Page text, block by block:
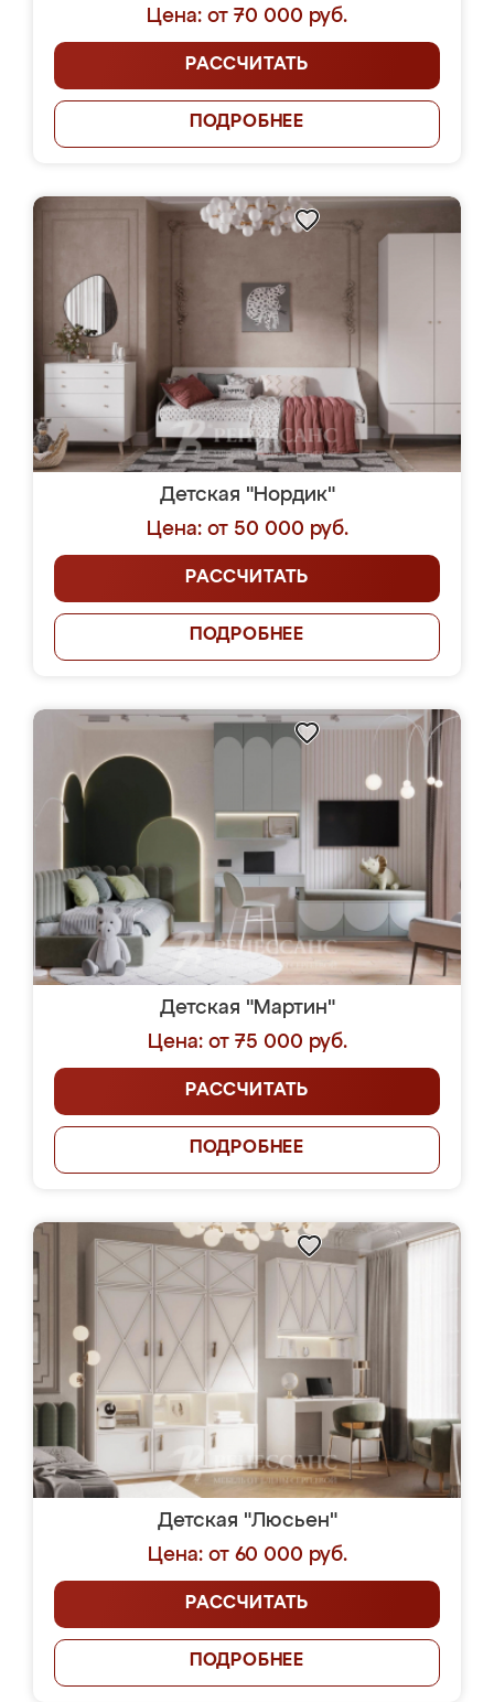
Цена: от 70 000 руб.
РАССЧИТАТЬ
ПОДРОБНЕЕ
Детская "Нордик"
Цена: от 50 000 руб.
РАССЧИТАТЬ
ПОДРОБНЕЕ
Детская "Мартин"
Цена: от 75 000 руб.
РАССЧИТАТЬ
ПОДРОБНЕЕ
Детская "Люсьен"
Цена: от 60 000 руб.
РАССЧИТАТЬ
ПОДРОБНЕЕ